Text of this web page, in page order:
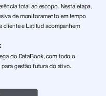
total ao escopo. Nesta etapa,
de monitoramento em tempo
cliente e Latitud acompanhem
do DataBook, com todo o
gestão futura do ativo.